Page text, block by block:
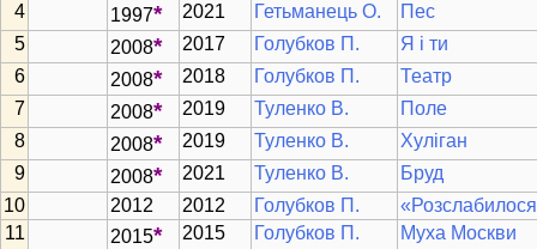
1997* 2021 Гетьманець О.
Пес
2008* 2017 Голубков П.
Я і ти
2008* 2018 Голубков П.
Театр
2008* 2019 Туленко В.
Поле
2008* 2019 Туленко В.
Хуліган
2008* 2021 Туленко В.
Бруд
2012
2012 Голубков П.
«Розслабилося
2015* 2015 Голубков П. Муха Москви